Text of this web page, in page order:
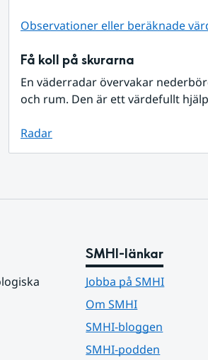
Observationer eller beräknade
Få koll på skurarna
En väderradar övervakar
och rum. Den är ett värdefullt
Radar
SMHI-länkar
Jobba på SMHI
Om SMHI
SMHI-bloggen
SMHI-podden